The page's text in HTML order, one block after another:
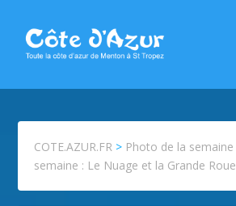
COTE.AZUR.FR > Photo de la semaine
semaine : Le Nuage et la Grande Roue